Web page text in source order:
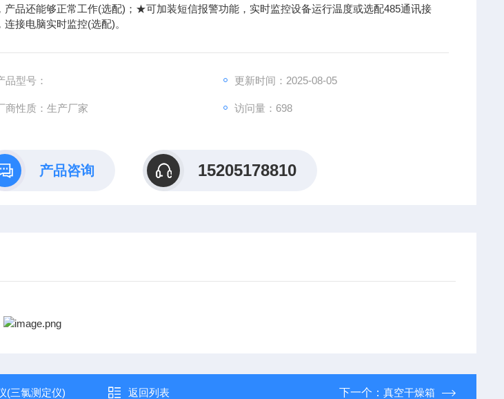
产品还能够正常工作(选配)；★可加装短信报警功能，实时监控设备运行温度或选配485通讯接
连接电脑实时监控(选配)。
品型号： 更新时间：2025-08-05
商性质：生产厂家 访问量：698
产品咨询 15205178810
(三氯测定仪) 返回列表 下一个： 真空干燥箱